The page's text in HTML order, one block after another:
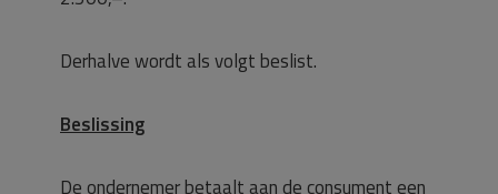
Derhalve wordt als volgt beslist.
Beslissing
De ondernemer betaalt aan de consument een